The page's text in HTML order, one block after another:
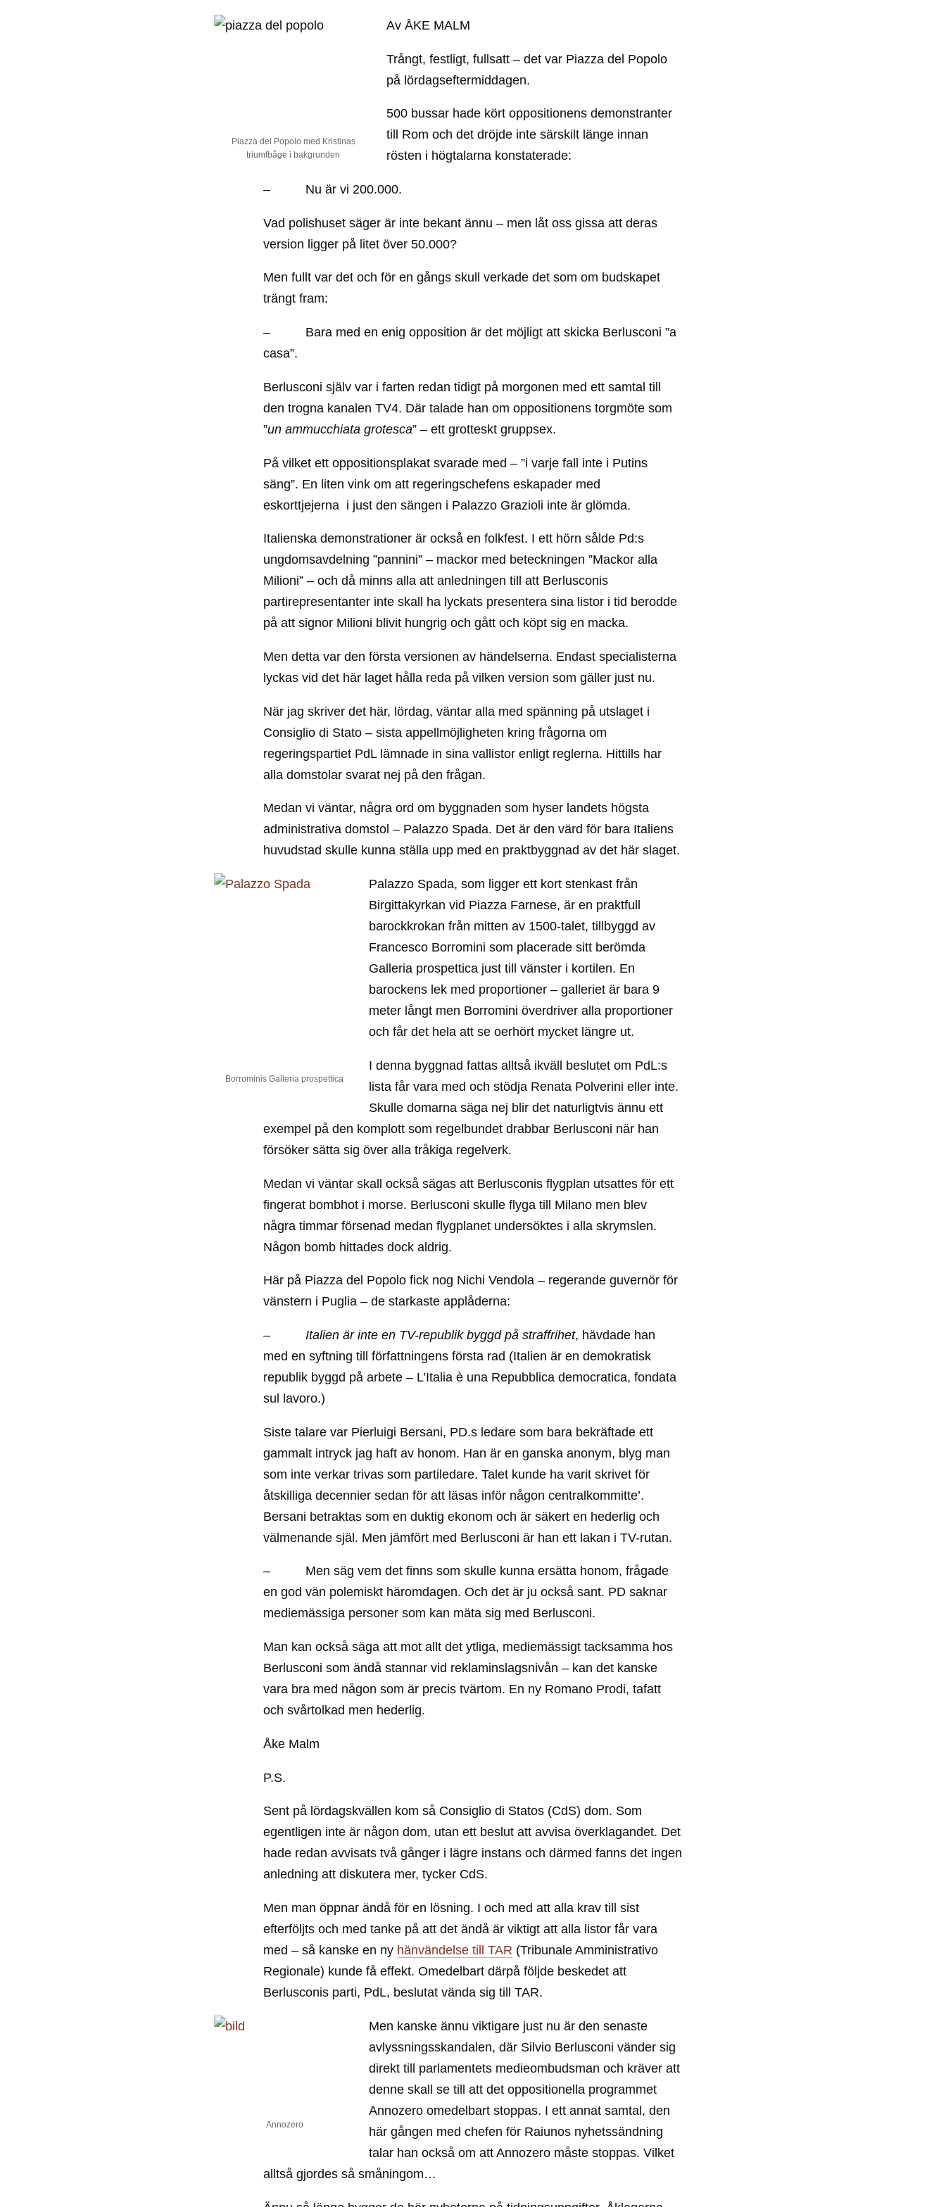
Piazza del Popolo med Kristinas
triumfbåge i bakgrunden
Av ÅKE MALM
Trångt, festligt, fullsatt – det var Piazza del Popolo
på lördagseftermiddagen.
500 bussar hade kört oppositionens demonstranter
till Rom och det dröjde inte särskilt länge innan
rösten i högtalarna konstaterade:
– Nu är vi 200.000.
Vad polishuset säger är inte bekant ännu – men låt oss gissa att deras
version ligger på litet över 50.000?
Men fullt var det och för en gångs skull verkade det som om budskapet
trängt fram:
– Bara med en enig opposition är det möjligt att skicka Berlusconi ”a
casa”.
Berlusconi själv var i farten redan tidigt på morgonen med ett samtal till
den trogna kanalen TV4. Där talade han om oppositionens torgmöte som
”un ammucchiata grotesca” – ett grotteskt gruppsex.
På vilket ett oppositionsplakat svarade med – ”i varje fall inte i Putins
säng”. En liten vink om att regeringschefens eskapader med
eskorttjejerna i just den sängen i Palazzo Grazioli inte är glömda.
Italienska demonstrationer är också en folkfest. I ett hörn sålde Pd:s
ungdomsavdelning ”pannini” – mackor med beteckningen ”Mackor alla
Milioni” – och då minns alla att anledningen till att Berlusconis
partirepresentanter inte skall ha lyckats presentera sina listor i tid berodde
på att signor Milioni blivit hungrig och gått och köpt sig en macka.
Men detta var den första versionen av händelserna. Endast specialisterna
lyckas vid det här laget hålla reda på vilken version som gäller just nu.
När jag skriver det här, lördag, väntar alla med spänning på utslaget i
Consiglio di Stato – sista appellmöjligheten kring frågorna om
regeringspartiet PdL lämnade in sina vallistor enligt reglerna. Hittills har
alla domstolar svarat nej på den frågan.
Medan vi väntar, några ord om byggnaden som hyser landets högsta
administrativa domstol – Palazzo Spada. Det är den värd för bara Italiens
huvudstad skulle kunna ställa upp med en praktbyggnad av det här slaget.
Borrominis Galleria prospettica
Palazzo Spada, som ligger ett kort stenkast från
Birgittakyrkan vid Piazza Farnese, är en praktfull
barockkrokan från mitten av 1500-talet, tillbyggd av
Francesco Borromini som placerade sitt berömda
Galleria prospettica just till vänster i kortilen. En
barockens lek med proportioner – galleriet är bara 9
meter långt men Borromini överdriver alla proportioner
och får det hela att se oerhört mycket längre ut.
I denna byggnad fattas alltså ikväll beslutet om PdL:s
lista får vara med och stödja Renata Polverini eller inte.
Skulle domarna säga nej blir det naturligtvis ännu ett
exempel på den komplott som regelbundet drabbar Berlusconi när han
försöker sätta sig över alla tråkiga regelverk.
Medan vi väntar skall också sägas att Berlusconis flygplan utsattes för ett
fingerat bombhot i morse. Berlusconi skulle flyga till Milano men blev
några timmar försenad medan flygplanet undersöktes i alla skrymslen.
Någon bomb hittades dock aldrig.
Här på Piazza del Popolo fick nog Nichi Vendola – regerande guvernör för
vänstern i Puglia – de starkaste applåderna:
– Italien är inte en TV-republik byggd på straffrihet, hävdade han
med en syftning till författningens första rad (Italien är en demokratisk
republik byggd på arbete – L’Italia è una Repubblica democratica, fondata
sul lavoro.)
Siste talare var Pierluigi Bersani, PD.s ledare som bara bekräftade ett
gammalt intryck jag haft av honom. Han är en ganska anonym, blyg man
som inte verkar trivas som partiledare. Talet kunde ha varit skrivet för
åtskilliga decennier sedan för att läsas inför någon centralkommitte’.
Bersani betraktas som en duktig ekonom och är säkert en hederlig och
välmenande själ. Men jämfört med Berlusconi är han ett lakan i TV-rutan.
– Men säg vem det finns som skulle kunna ersätta honom, frågade
en god vän polemiskt häromdagen. Och det är ju också sant. PD saknar
mediemässiga personer som kan mäta sig med Berlusconi.
Man kan också säga att mot allt det ytliga, mediemässigt tacksamma hos
Berlusconi som ändå stannar vid reklaminslagsnivån – kan det kanske
vara bra med någon som är precis tvärtom. En ny Romano Prodi, tafatt
och svårtolkad men hederlig.
Åke Malm
P.S.
Sent på lördagskvällen kom så Consiglio di Statos (CdS) dom. Som
egentligen inte är någon dom, utan ett beslut att avvisa överklagandet. Det
hade redan avvisats två gånger i lägre instans och därmed fanns det ingen
anledning att diskutera mer, tycker CdS.
Men man öppnar ändå för en lösning. I och med att alla krav till sist
efterföljts och med tanke på att det ändå är viktigt att alla listor får vara
med – så kanske en ny hänvändelse till TAR (Tribunale Amministrativo
Regionale) kunde få effekt. Omedelbart därpå följde beskedet att
Berlusconis parti, PdL, beslutat vända sig till TAR.
Annozero
Men kanske ännu viktigare just nu är den senaste
avlyssningsskandalen, där Silvio Berlusconi vänder sig
direkt till parlamentets medieombudsman och kräver att
denne skall se till att det oppositionella programmet
Annozero omedelbart stoppas. I ett annat samtal, den
här gången med chefen för Raiunos nyhetssändning
talar han också om att Annozero måste stoppas. Vilket
alltså gjordes så småningom…